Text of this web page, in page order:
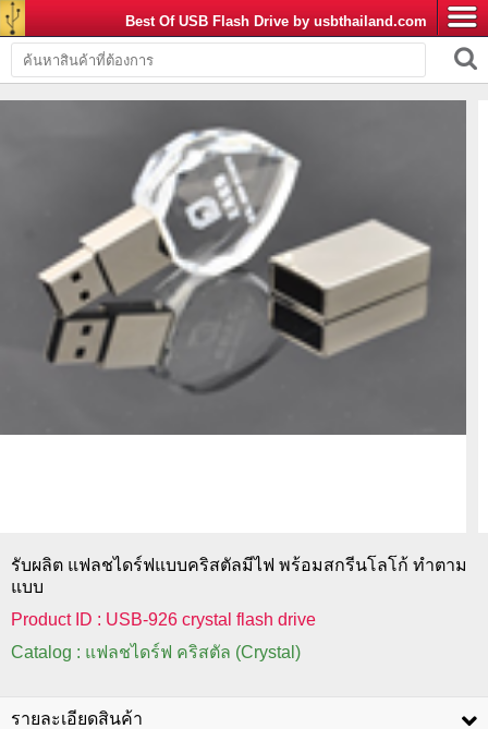
Best Of USB Flash Drive by usbthailand.com
รับผลิต แฟลชไดร์ฟแบบคริสตัลมีไฟ พร้อมสกรีนโลโก้ ทำตาม
แบบ
Product ID : USB-926 crystal flash drive
Catalog : แฟลชไดร์ฟ คริสตัล (Crystal)
รายละเอียดสินค้า